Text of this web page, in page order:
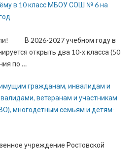
в 10 класс МБОУ СОШ № 6 на
В 2026-2027 учебном году в
открыть два 10-х класса (50
по …
гражданам, инвалидам и
ветеранам и участникам
многодетным семьям и детям-
учреждение Ростовской